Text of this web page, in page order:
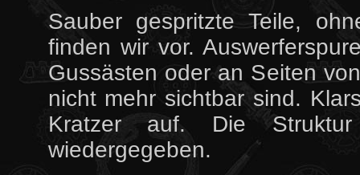
Sauber gespritzte Teile,
finden wir vor.
Gussästen oder an Seiten
nicht mehr sichtbar sind.
Kratzer auf. Die
wiedergegeben.